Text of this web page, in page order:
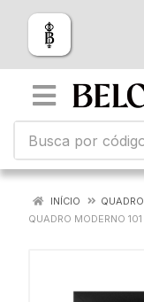
INÍCIO
QUADRO MODERNO